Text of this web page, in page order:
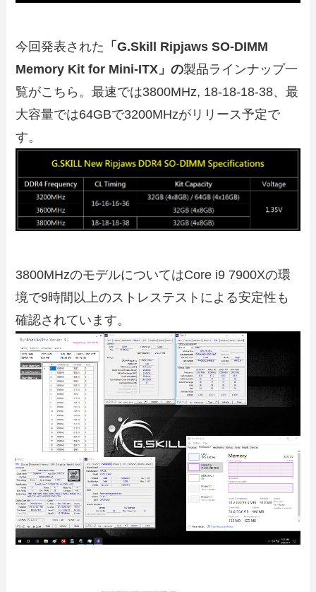
今回発表された 「G.Skill Ripjaws SO-DIMM
Memory Kit for Mini-ITX」の製品ラインナップ一
覧がこちら。最速では3800MHz, 18-18-18-38、最
大容量では64GBで3200MHzがリリース予定で
す。
3800MHzのモデルについてはCore i9 7900Xの環
境で9時間以上のストレステストによる安定性も
確認されています。